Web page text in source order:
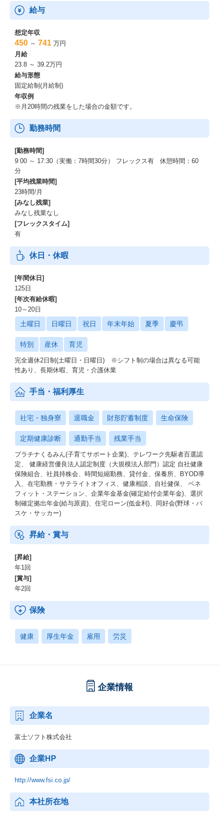
給与
想定年収
450 ～ 741 万円
月給
23.8 ～ 39.2万円
給与形態
固定給制(月給制)
年収例
※月20時間の残業をした場合の金額です。
勤務時間
[勤務時間]
9:00 ～ 17:30（実働：7時間30分） フレックス有 休憩時間：60
分
[平均残業時間]
23時間/月
[みなし残業]
みなし残業なし
[フレックスタイム]
有
休日・休暇
[年間休日]
125日
[年次有給休暇]
10～20日
土曜日 日曜日 祝日 年末年始 夏季 慶弔
特別 産休 育児
完全週休2日制(土曜日・日曜日) ※シフト制の場合は異なる可能
性あり、長期休暇、育児・介護休業
手当・福利厚生
社宅・独身寮 退職金 財形貯蓄制度 生命保険
定期健康診断 通勤手当 残業手当
プラチナくるみん(子育てサポート企業)、テレワーク先駆者百選認
定、 健康経営優良法人認定制度（大規模法人部門）認定 自社健康
保険組合、社員持株会、時間短縮勤務、貸付金、保養所、BYOD導
入、在宅勤務・サテライトオフィス、健康相談、自社健保、 ベネ
フィット・ステーション、企業年金基金(確定給付企業年金)、選択
制確定拠出年金(給与原資)、住宅ローン(低金利)、同好会(野球・バ
スケ・サッカー)
昇給・賞与
[昇給]
年1回
[賞与]
年2回
保険
健康 厚生年金 雇用 労災
企業情報
企業名
富士ソフト株式会社
企業HP
http://www.fsi.co.jp/
本社所在地